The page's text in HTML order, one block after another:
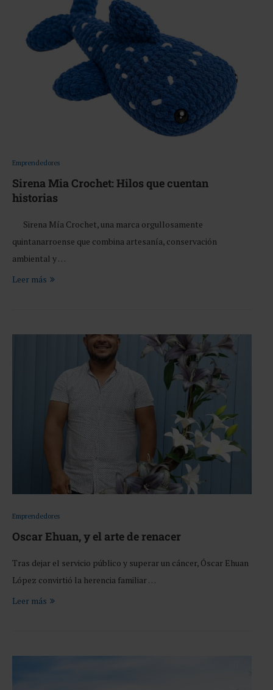
Emprendedores
Sirena Mia Crochet: Hilos que cuentan
historias
Sirena Mía Crochet, una marca orgullosamente
quintanarroense que combina artesanía, conservación
ambiental y …
Leer más
Emprendedores
Oscar Ehuan, y el arte de renacer
Tras dejar el servicio público y superar un cáncer, Óscar Ehuan
López convirtió la herencia familiar …
Leer más